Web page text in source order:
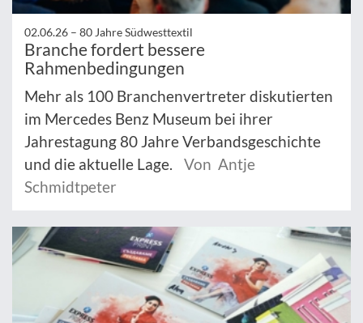
02.06.26 – 80 Jahre Südwesttextil
Branche fordert bessere
Rahmenbedingungen
Mehr als 100 Branchenvertreter diskutierten
im Mercedes Benz Museum bei ihrer
Jahrestagung 80 Jahre Verbandsgeschichte
und die aktuelle Lage.
Von Antje
Schmidtpeter